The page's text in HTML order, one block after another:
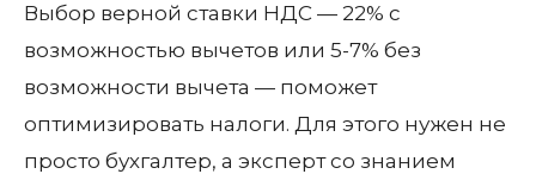
Выбор верной ставки НДС — 22% с
возможностью вычетов или 5-7% без
возможности вычета — поможет
оптимизировать налоги. Для этого нужен не
просто бухгалтер, а эксперт со знанием